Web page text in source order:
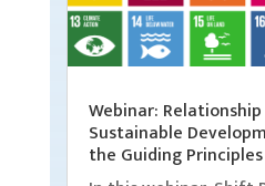
Webinar:
Sustainable
the Guiding Principles